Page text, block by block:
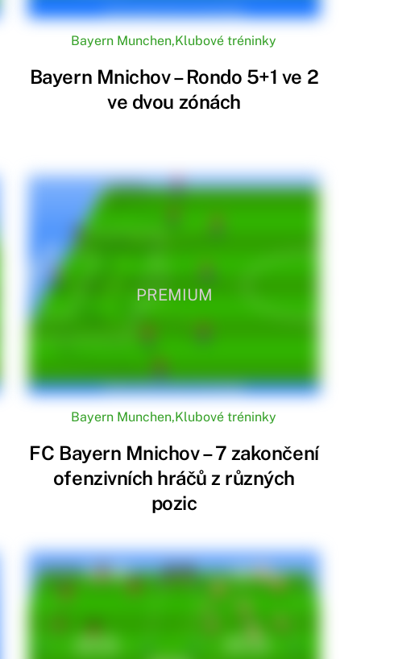
Bayern Munchen,Klubové tréninky
Bayern Mnichov – Rondo 5+1 ve 2
ve dvou zónách
PREMIUM
Bayern Munchen,Klubové tréninky
FC Bayern Mnichov – 7 zakončení
ofenzivních hráčů z různých
pozic